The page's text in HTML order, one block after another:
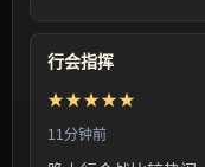
行会指挥
★★★★★
11分钟前